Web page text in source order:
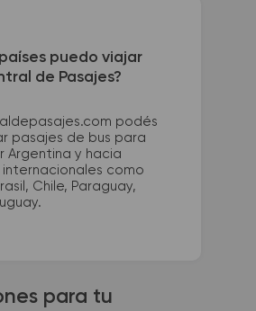
puedo viajar
de Pasajes?
podés
pasajes de bus para
Argentina y hacia
internacionales como
Chile, Paraguay,
para tu